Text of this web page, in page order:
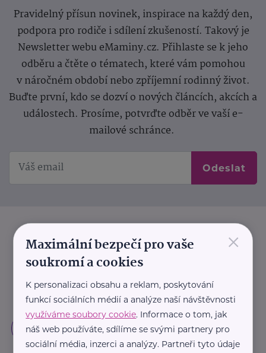
Pravidelný přísun novinek, inspirace na každý den,
podpora pro rodiče i sdílení zkušeností. Takový je
Newsletter webu eMaminy.cz. Přihlaste se k jeho
odběru a čtěte o tématech, které vám pomohou
v náročném období nebo zpříjemní rodinný život.
Buďte první, kdo se dozví o nových článcích, akcích a
událostech. Prosíme, potvrďte odběr ve vaší e-
mailové schránce.
Odeslat
×
Maximální bezpečí pro vaše
soukromí a cookies
K personalizaci obsahu a reklam, poskytování
funkcí sociálních médií a analýze naší návštěvnosti
využíváme soubory cookie. Informace o tom, jak
náš web používáte, sdílíme se svými partnery pro
sociální média, inzerci a analýzy. Partneři tyto údaje